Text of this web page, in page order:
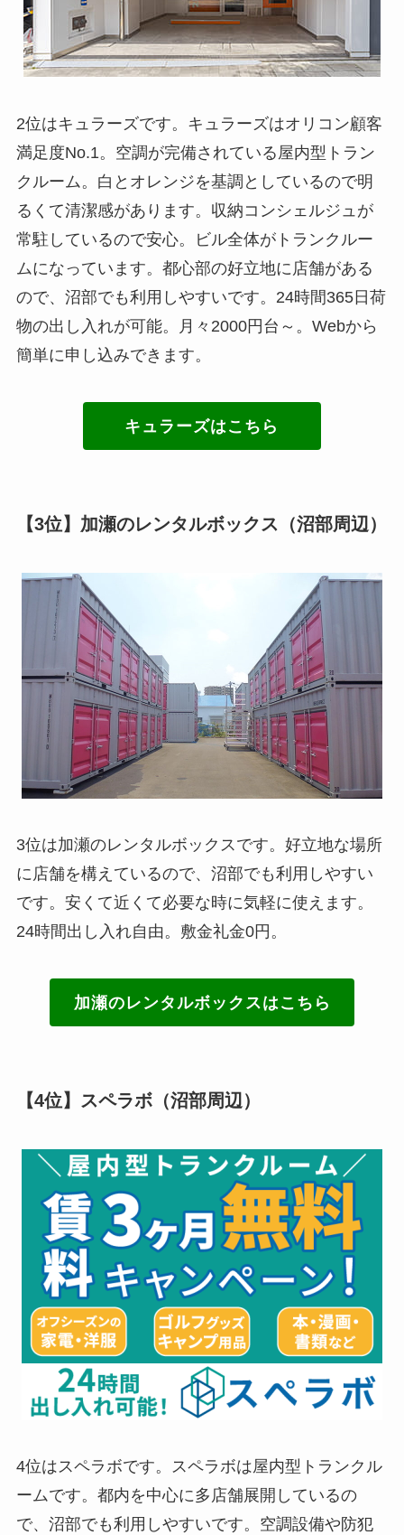
2位はキュラーズです。キュラーズはオリコン顧客
満足度No.1。空調が完備されている屋内型トラン
クルーム。白とオレンジを基調としているので明
るくて清潔感があります。収納コンシェルジュが
常駐しているので安心。ビル全体がトランクルー
ムになっています。都心部の好立地に店舗がある
ので、沼部でも利用しやすいです。24時間365日荷
物の出し入れが可能。月々2000円台～。Webから
簡単に申し込みできます。
キュラーズはこちら
【3位】加瀬のレンタルボックス（沼部周辺）
3位は加瀬のレンタルボックスです。好立地な場所
に店舗を構えているので、沼部でも利用しやすい
です。安くて近くて必要な時に気軽に使えます。
24時間出し入れ自由。敷金礼金0円。
加瀬のレンタルボックスはこちら
【4位】 スペラボ（沼部周辺）
4位はスペラボです。スペラボは屋内型トランクル
ームです。都内を中心に多店舗展開しているの
で、沼部でも利用しやすいです。空調設備や防犯